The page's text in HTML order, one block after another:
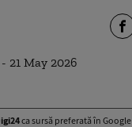
ca sursă preferată în Google